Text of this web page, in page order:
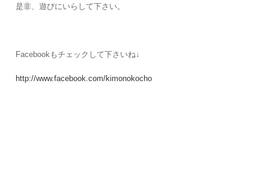
是非、遊びにいらして下さい。
Facebookもチェックして下さいね↓
http://www.facebook.com/kimonokocho